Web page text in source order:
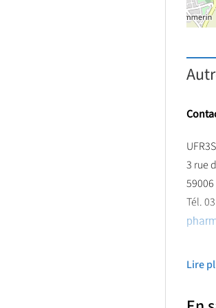
3 rue
59006
Tél.
Tél. 03
Lire